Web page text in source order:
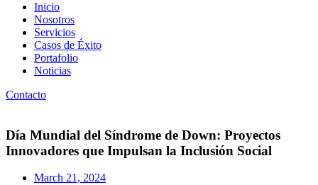
Inicio
Nosotros
Servicios
Casos de Éxito
Portafolio
Noticias
Contacto
Día Mundial del Síndrome de Down: Proyectos
Innovadores que Impulsan la Inclusión Social
March 21, 2024